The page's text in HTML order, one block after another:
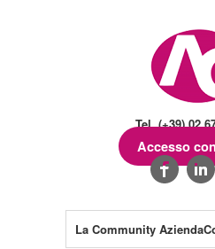
Tel. (+39)
Accesso
La Community